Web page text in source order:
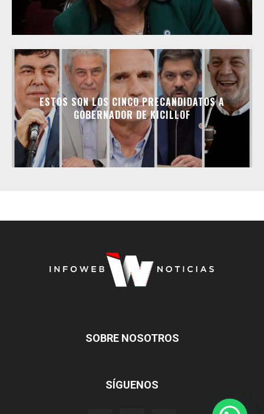
ESTOS SON LOS CINCO PRECANDIDATOS A
GOBERNADOR DE KICILLOF
SOBRE NOSOTROS
SÍGUENOS